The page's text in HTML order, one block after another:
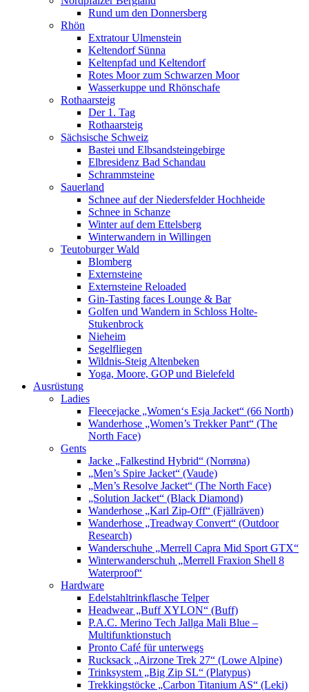
Rund um den Donnersberg
Rhön
Extratour Ulmenstein
Keltendorf Sünna
Keltenpfad und Keltendorf
Rotes Moor zum Schwarzen Moor
Wasserkuppe und Rhönschafe
Rothaarsteig
Der 1. Tag
Rothaarsteig
Sächsische Schweiz
Bastei und Elbsandsteingebirge
Elbresidenz Bad Schandau
Schrammsteine
Sauerland
Schnee auf der Niedersfelder Hochheide
Schnee in Schanze
Winter auf dem Ettelsberg
Winterwandern in Willingen
Teutoburger Wald
Blomberg
Externsteine
Externsteine Reloaded
Gin-Tasting faces Lounge & Bar
Golfen und Wandern in Schloss Holte-
Stukenbrock
Nieheim
Segelfliegen
Wildnis-Steig Altenbeken
Yoga, Moore, GOP und Bielefeld
Ausrüstung
Ladies
Fleecejacke „Women‘s Esja Jacket“ (66 North)
Wanderhose „Women’s Trekker Pant“ (The
North Face)
Gents
Jacke „Falkestind Hybrid“ (Norrøna)
„Men’s Spire Jacket“ (Vaude)
„Men’s Resolve Jacket“ (The North Face)
„Solution Jacket“ (Black Diamond)
Wanderhose „Karl Zip-Off“ (Fjällräven)
Wanderhose „Treadway Convert“ (Outdoor
Research)
Wanderschuhe „Merrell Capra Mid Sport GTX“
Winterwanderschuh „Merrell Fraxion Shell 8
Waterproof“
Hardware
Edelstahltrinkflasche Telper
Headwear „Buff XYLON“ (Buff)
P.A.C. Merino Tech Jallga Mali Blue –
Multifunktionstuch
Pronto Café für unterwegs
Rucksack „Airzone Trek 27“ (Lowe Alpine)
Trinksystem „Big Zip SL“ (Platypus)
Trekkingstöcke „Carbon Titanium AS“ (Leki)